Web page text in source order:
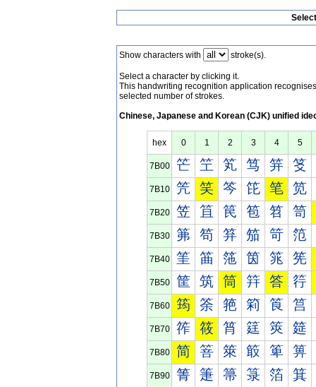
Show characters with stroke(s).
Select a character by clicking it.
This handwriting recognition application
selected number of strokes.
Chinese, Japanese and Korean (CJK) unified
hex 0 1 2 3 4 5
7B00 笀 笁 笂 笃 笄 笅
7B10 笐 笑 笒 笓 笔 笕
7B20 笠 笡 笢 笣 笤 笥
7B30 笰 笱 笲 笳 笴 笵
7B40 筀 筁 筂 筃 筄 筅
7B50 筐 筑 筒 筓 答 筕
7B60 筠 筡 筢 筣 筤 筥
7B70 筰 筱 筲 筳 筴 筵
7B80 简 箁 箂 箃 箄 箅
7B90 箐 箑 箒 箓 箔 箕